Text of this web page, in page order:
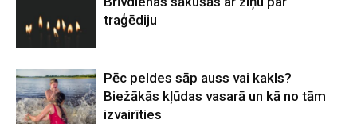
traģēdiju
Pēc peldes sāp auss vai kakls?
Biežākās kļūdas vasarā un kā no tām
izvairīties